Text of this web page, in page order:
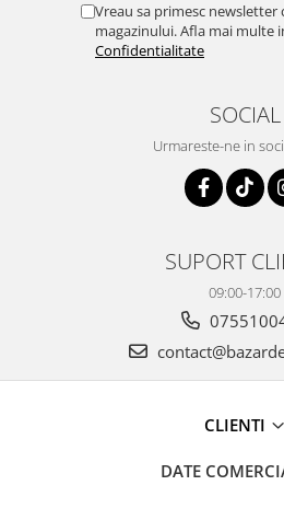
Vreau sa primesc
magazinului. Afla mai multe
Confidentialitate
SOCIAL
Urmareste-ne in
SUPORT
09:00-17:00
CLIENTI
DATE